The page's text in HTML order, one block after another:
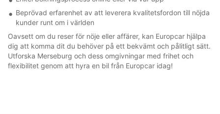
Beprövad erfarenhet av att leverera kvalitetsfordon till nöjda
kunder runt om i världen
Oavsett om du reser för nöje eller affärer, kan Europcar hjälpa
dig att komma dit du behöver på ett bekvämt och pålitligt sätt.
Utforska Merseburg och dess omgivningar med frihet och
flexibilitet genom att hyra en bil från Europcar idag!